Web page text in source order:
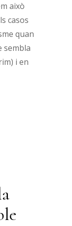
això
casos
quan
sembla
i en